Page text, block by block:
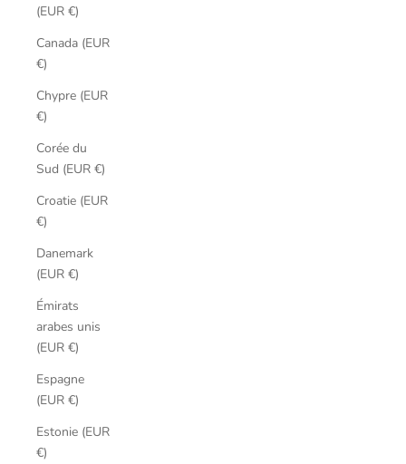
(EUR €)
Canada (EUR
€)
Chypre (EUR
€)
Corée du
Sud (EUR €)
Croatie (EUR
€)
Danemark
(EUR €)
Émirats
arabes unis
(EUR €)
Espagne
(EUR €)
Estonie (EUR
€)